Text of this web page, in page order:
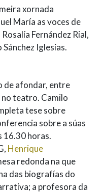
xornada
María as voces de
Fernández Rial,
Iglesias.
de afondar, entre
teatro. Camilo
tese sobre
sobre a súas
16.30 horas.
Henrique
redonda na que
das biografías do
a profesora da